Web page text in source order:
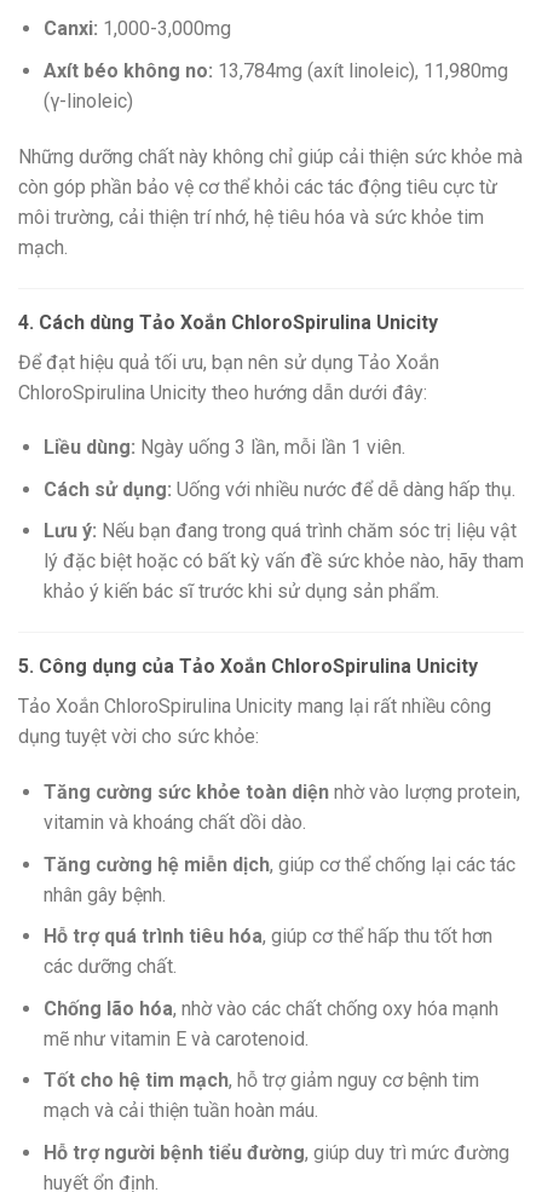
Canxi: 1,000-3,000mg
Axít béo không no: 13,784mg (axít linoleic), 11,980mg
(γ-linoleic)
Những dưỡng chất này không chỉ giúp cải thiện sức khỏe mà
còn góp phần bảo vệ cơ thể khỏi các tác động tiêu cực từ
môi trường, cải thiện trí nhớ, hệ tiêu hóa và sức khỏe tim
mạch.
4. Cách dùng Tảo Xoắn ChloroSpirulina Unicity
Để đạt hiệu quả tối ưu, bạn nên sử dụng Tảo Xoắn
ChloroSpirulina Unicity theo hướng dẫn dưới đây:
Liều dùng: Ngày uống 3 lần, mỗi lần 1 viên.
Cách sử dụng: Uống với nhiều nước để dễ dàng hấp thụ.
Lưu ý: Nếu bạn đang trong quá trình chăm sóc trị liệu vật
lý đặc biệt hoặc có bất kỳ vấn đề sức khỏe nào, hãy tham
khảo ý kiến bác sĩ trước khi sử dụng sản phẩm.
5. Công dụng của Tảo Xoắn ChloroSpirulina Unicity
Tảo Xoắn ChloroSpirulina Unicity mang lại rất nhiều công
dụng tuyệt vời cho sức khỏe:
Tăng cường sức khỏe toàn diệnnhờ vào lượng protein,
vitamin và khoáng chất dồi dào.
Tăng cường hệ miễn dịch, giúp cơ thể chống lại các tác
nhân gây bệnh.
Hỗ trợ quá trình tiêu hóa, giúp cơ thể hấp thu tốt hơn
các dưỡng chất.
Chống lão hóa, nhờ vào các chất chống oxy hóa mạnh
mẽ như vitamin E và carotenoid.
Tốt cho hệ tim mạch, hỗ trợ giảm nguy cơ bệnh tim
mạch và cải thiện tuần hoàn máu.
Hỗ trợ người bệnh tiểu đường, giúp duy trì mức đường
huyết ổn định.